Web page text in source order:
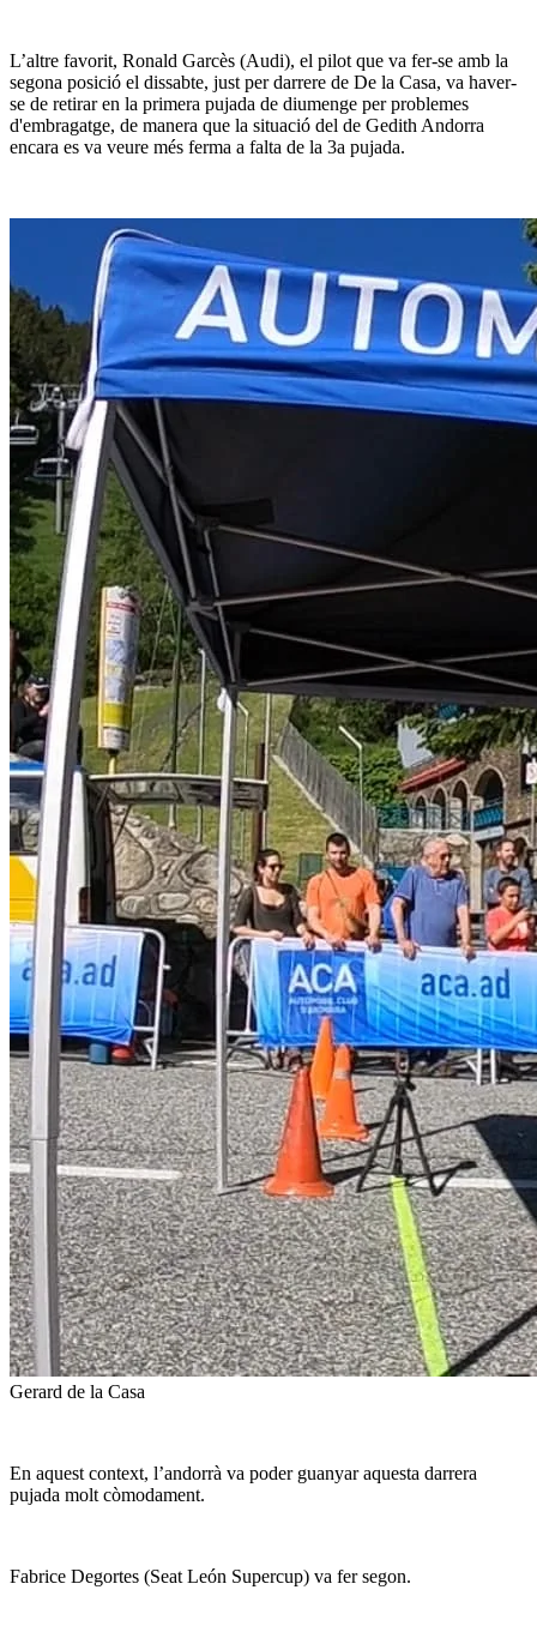
L’altre favorit, Ronald Garcès (Audi), el pilot que va fer-se amb la
segona posició el dissabte, just per darrere de De la Casa, va haver-
se de retirar en la primera pujada de diumenge per problemes
d'embragatge, de manera que la situació del de Gedith Andorra
encara es va veure més ferma a falta de la 3a pujada.
Gerard de la Casa
En aquest context, l’andorrà va poder guanyar aquesta darrera
pujada molt còmodament.
Fabrice Degortes (Seat León Supercup) va fer segon.